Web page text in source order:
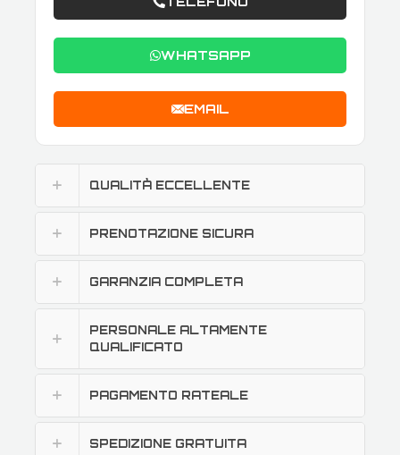
WHATSAPP
EMAIL
QUALITÀ ECCELLENTE
PRENOTAZIONE SICURA
GARANZIA COMPLETA
PERSONALE ALTAMENTE
QUALIFICATO
PAGAMENTO RATEALE
SPEDIZIONE GRATUITA